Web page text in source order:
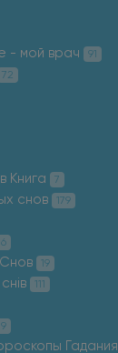
- мой врач 91
72
Книга 7
снов 179
19
111
9
Гадания